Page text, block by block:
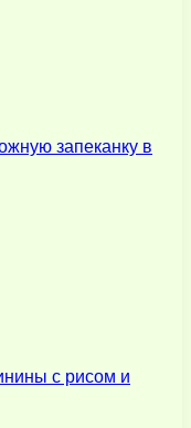
запеканку в
с рисом и